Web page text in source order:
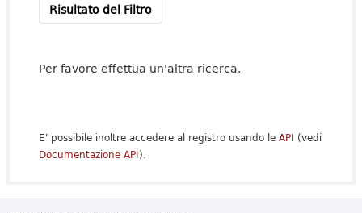
Risultato del Filtro
Per favore effettua un'altra ricerca.
E' possibile inoltre accedere al registro usando le API (vedi
Documentazione API).